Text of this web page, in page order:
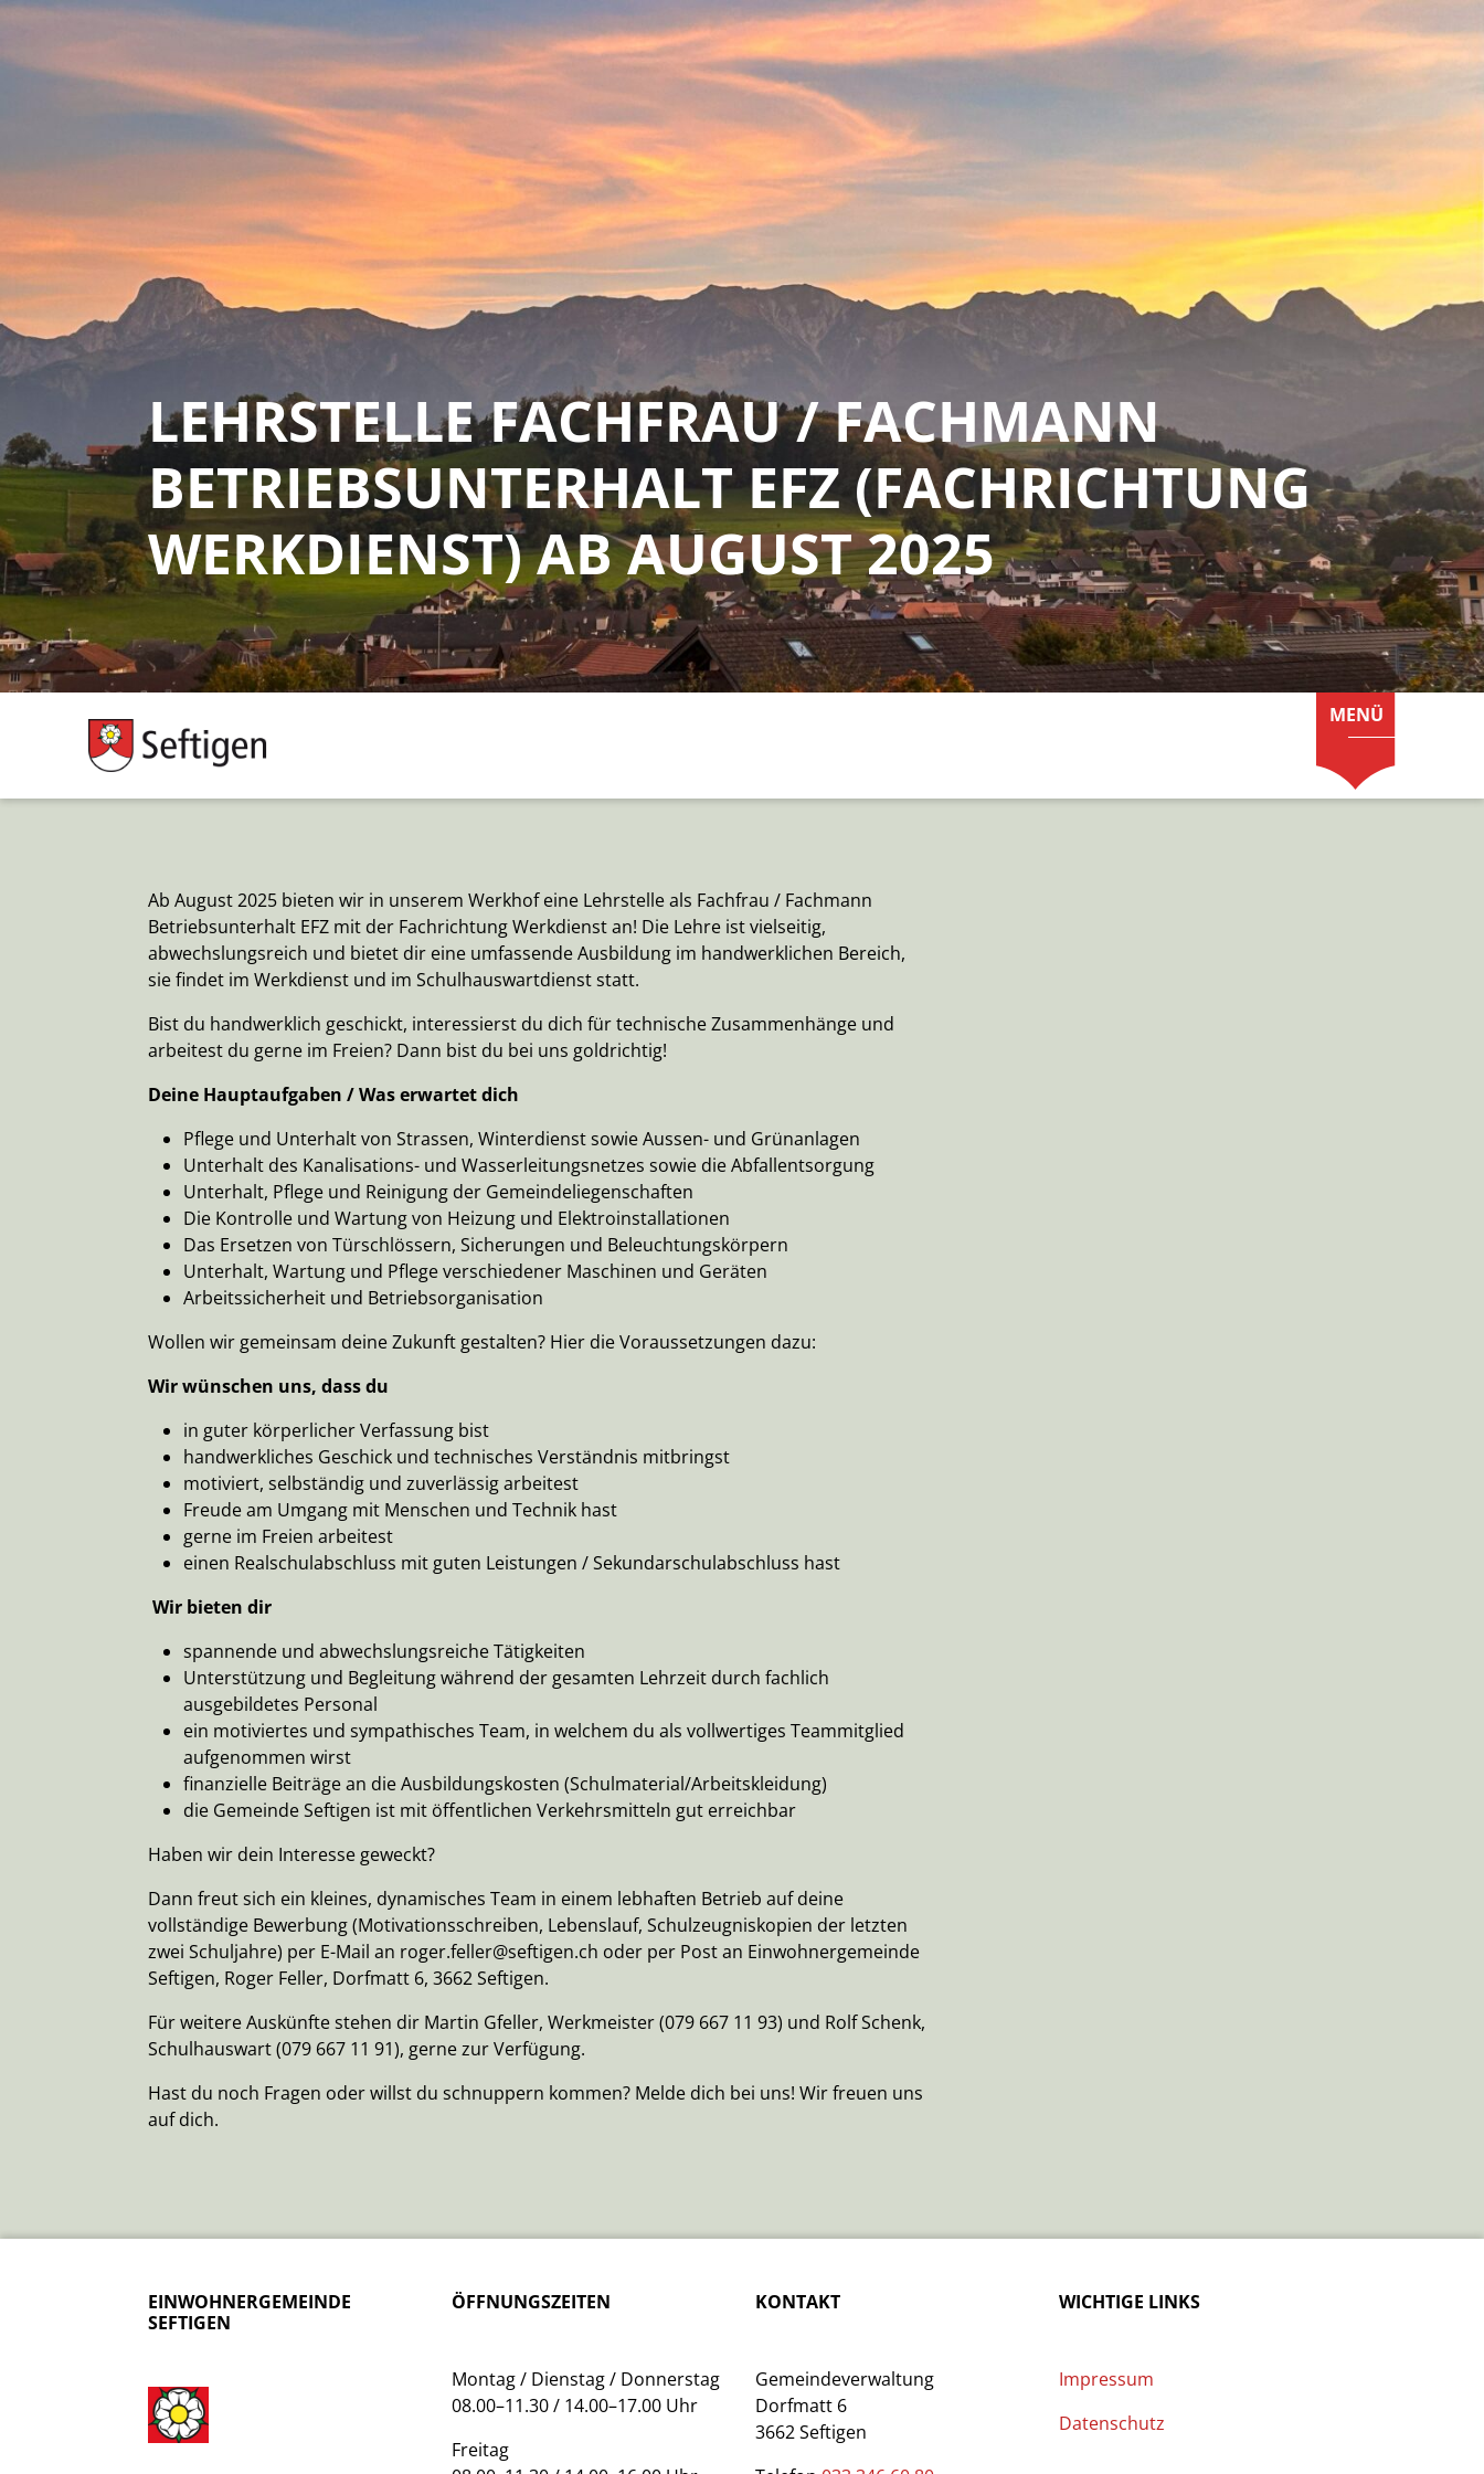
LEHRSTELLE FACHFRAU / FACHMANN
BETRIEBSUNTERHALT EFZ (FACHRICHTUNG
WERKDIENST) AB AUGUST 2025
MENÜ
Ab August 2025 bieten wir in unserem Werkhof eine Lehrstelle als Fachfrau / Fachmann
Betriebsunterhalt EFZ mit der Fachrichtung Werkdienst an! Die Lehre ist vielseitig,
abwechslungsreich und bietet dir eine umfassende Ausbildung im handwerklichen Bereich,
sie findet im Werkdienst und im Schulhauswartdienst statt.
Bist du handwerklich geschickt, interessierst du dich für technische Zusammenhänge und
arbeitest du gerne im Freien? Dann bist du bei uns goldrichtig!
Deine Hauptaufgaben / Was erwartet dich
Pflege und Unterhalt von Strassen, Winterdienst sowie Aussen- und Grünanlagen
Unterhalt des Kanalisations- und Wasserleitungsnetzes sowie die Abfallentsorgung
Unterhalt, Pflege und Reinigung der Gemeindeliegenschaften
Die Kontrolle und Wartung von Heizung und Elektroinstallationen
Das Ersetzen von Türschlössern, Sicherungen und Beleuchtungskörpern
Unterhalt, Wartung und Pflege verschiedener Maschinen und Geräten
Arbeitssicherheit und Betriebsorganisation
Wollen wir gemeinsam deine Zukunft gestalten? Hier die Voraussetzungen dazu:
Wir wünschen uns, dass du
in guter körperlicher Verfassung bist
handwerkliches Geschick und technisches Verständnis mitbringst
motiviert, selbständig und zuverlässig arbeitest
Freude am Umgang mit Menschen und Technik hast
gerne im Freien arbeitest
einen Realschulabschluss mit guten Leistungen / Sekundarschulabschluss hast
Wir bieten dir
spannende und abwechslungsreiche Tätigkeiten
Unterstützung und Begleitung während der gesamten Lehrzeit durch fachlich
ausgebildetes Personal
ein motiviertes und sympathisches Team, in welchem du als vollwertiges Teammitglied
aufgenommen wirst
finanzielle Beiträge an die Ausbildungskosten (Schulmaterial/Arbeitskleidung)
die Gemeinde Seftigen ist mit öffentlichen Verkehrsmitteln gut erreichbar
Haben wir dein Interesse geweckt?
Dann freut sich ein kleines, dynamisches Team in einem lebhaften Betrieb auf deine
vollständige Bewerbung (Motivationsschreiben, Lebenslauf, Schulzeugniskopien der letzten
zwei Schuljahre) per E-Mail an roger.feller@seftigen.ch oder per Post an Einwohnergemeinde
Seftigen, Roger Feller, Dorfmatt 6, 3662 Seftigen.
Für weitere Auskünfte stehen dir Martin Gfeller, Werkmeister (079 667 11 93) und Rolf Schenk,
Schulhauswart (079 667 11 91), gerne zur Verfügung.
Hast du noch Fragen oder willst du schnuppern kommen? Melde dich bei uns! Wir freuen uns
auf dich.
EINWOHNERGEMEINDE
SEFTIGEN
ÖFFNUNGSZEITEN
Montag / Dienstag / Donnerstag
08.00–11.30 / 14.00–17.00 Uhr
Freitag
KONTAKT
Gemeindeverwaltung
Dorfmatt 6
3662 Seftigen
WICHTIGE LINKS
Impressum
Datenschutz